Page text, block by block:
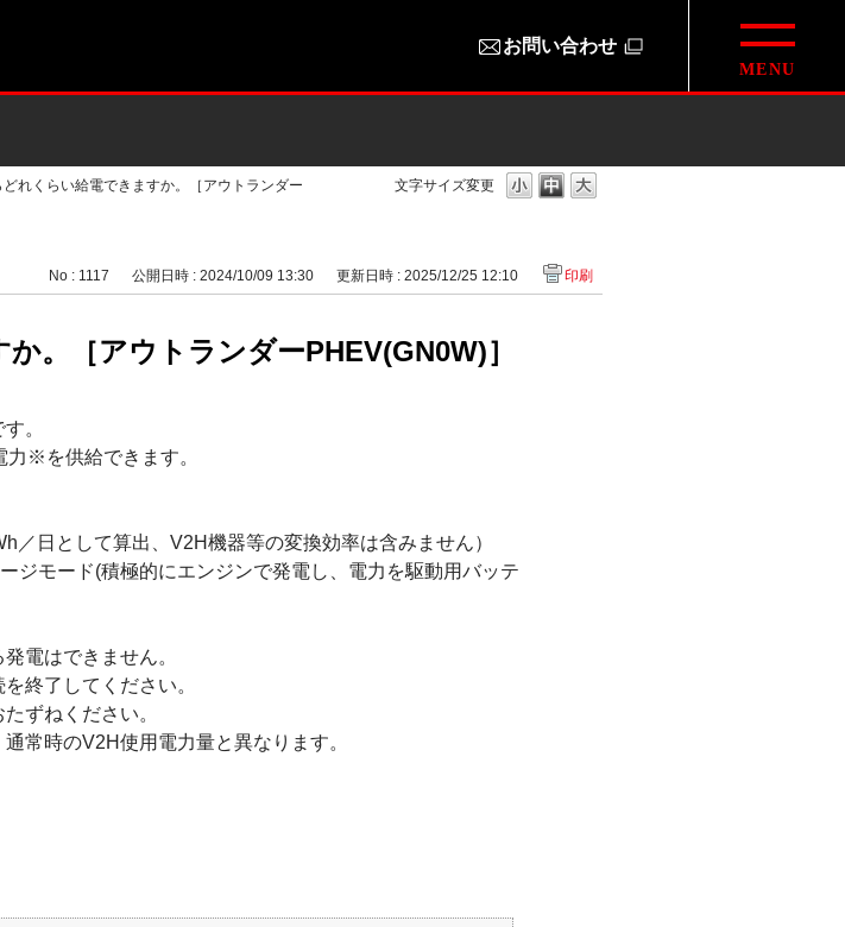
お問い合わせ
文字サイズ変更
どれくらい給電できますか。［アウトランダー
No : 1117 公開日時 : 2024/10/09 13:30 更新日時 : 2025/12/25 12:10 印刷
。［アウトランダーPHEV(GN0W)］
。
※を供給できます。
／日として算出、V2H機器等の変換効率は含みません）
ジモード(積極的にエンジンで発電し、電力を駆動用バッテ
電はできません。
終了してください。
ずねください。
常時のV2H使用電力量と異なります。